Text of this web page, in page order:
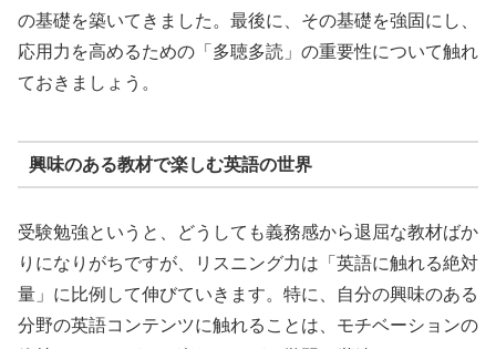
の基礎を築いてきました。最後に、その基礎を強固にし、
応用力を高めるための「多聴多読」の重要性について触れ
ておきましょう。
興味のある教材で楽しむ英語の世界
受験勉強というと、どうしても義務感から退屈な教材ばか
りになりがちですが、リスニング力は「英語に触れる絶対
量」に比例して伸びていきます。特に、自分の興味のある
分野の英語コンテンツに触れることは、モチベーションの